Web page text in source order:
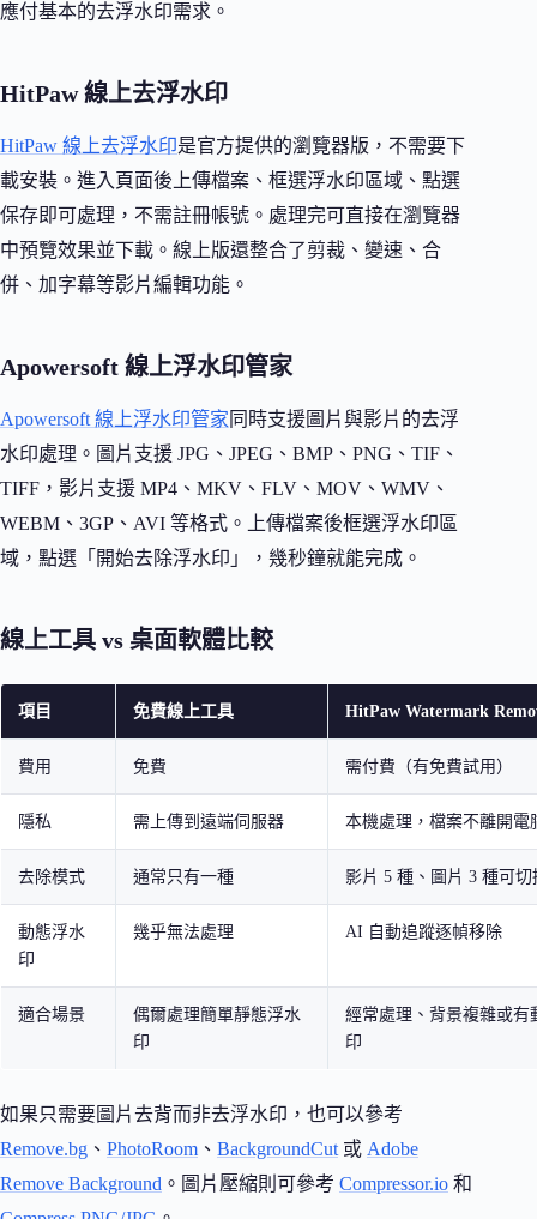
應付基本的去浮水印需求。
HitPaw 線上去浮水印
HitPaw 線上去浮水印是官方提供的瀏覽器版，不需要下
載安裝。進入頁面後上傳檔案、框選浮水印區域、點選
保存即可處理，不需註冊帳號。處理完可直接在瀏覽器
中預覽效果並下載。線上版還整合了剪裁、變速、合
併、加字幕等影片編輯功能。
Apowersoft 線上浮水印管家
Apowersoft 線上浮水印管家 同時支援圖片與影片的去浮
水印處理。圖片支援 JPG、JPEG、BMP、PNG、TIF、
TIFF，影片支援 MP4、MKV、FLV、MOV、WMV、
WEBM、3GP、AVI 等格式。上傳檔案後框選浮水印區
域，點選「開始去除浮水印」，幾秒鐘就能完成。
線上工具 vs 桌面軟體比較
項目 免費線上工具 HitPaw Watermark
費用 免費 需付費（有免費試用）
隱私 需上傳到遠端伺服器 本機處理，檔案不離開電
去除模式 通常只有一種 影片 5 種、圖片 3 種可切
動態浮水
印
幾乎無法處理 AI 自動追蹤逐幀移除
適合場景
偶爾處理簡單靜態浮水
印
經常處理、背景複雜或有
印
如果只需要圖片去背而非去浮水印，也可以參考
Remove.bg 、 PhotoRoom 、 BackgroundCut 或 Adobe
Remove Background 。圖片壓縮則可參考 Compressor.io 和